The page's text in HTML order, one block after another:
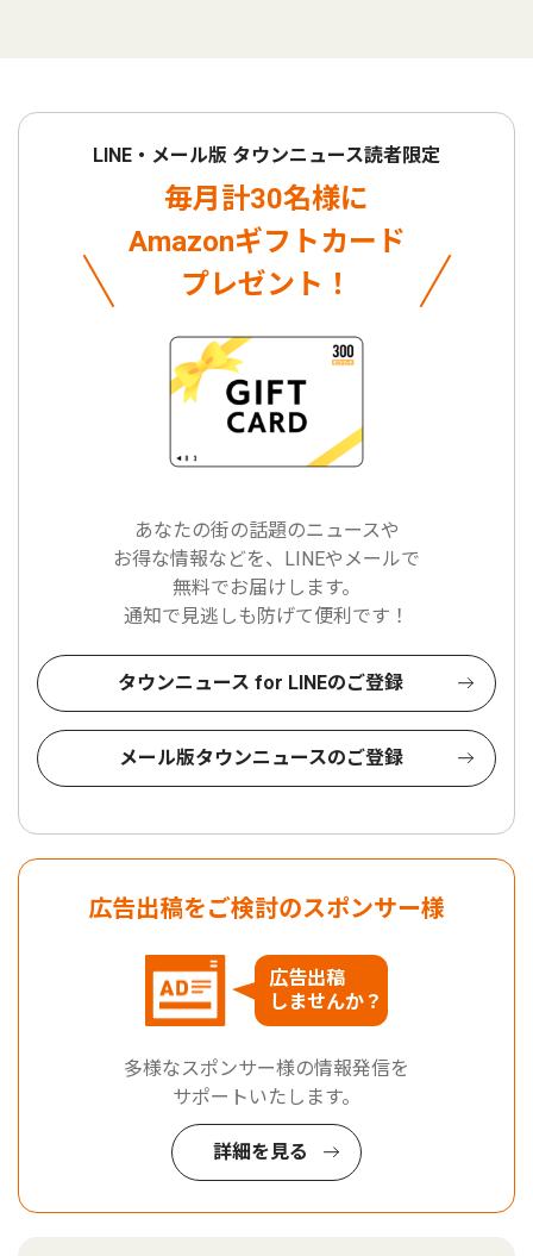
LINE・メール版 タウンニュース読者限定
毎月計30名様に
Amazonギフトカード
プレゼント！
あなたの街の話題のニュースや
お得な情報などを、LINEやメールで
無料でお届けします。
通知で見逃しも防げて便利です！
タウンニュース for LINEのご登録
メール版タウンニュースのご登録
広告出稿をご検討のスポンサー様
広告出稿
しませんか？
多様なスポンサー様の情報発信を
サポートいたします。
詳細を見る